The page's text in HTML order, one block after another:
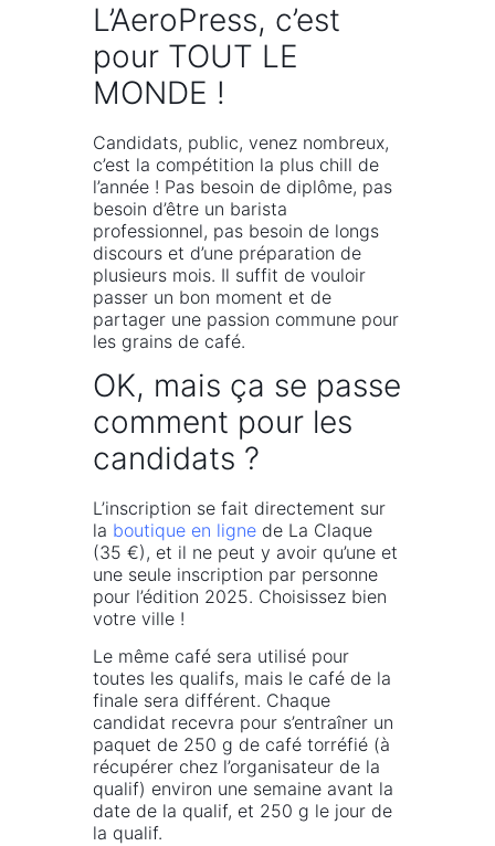
L’AeroPress, c’est
pour TOUT LE
MONDE !
Candidats, public, venez nombreux,
c’est la compétition la plus chill de
l’année ! Pas besoin de diplôme, pas
besoin d’être un barista
professionnel, pas besoin de longs
discours et d’une préparation de
plusieurs mois. Il suffit de vouloir
passer un bon moment et de
partager une passion commune pour
les grains de café.
OK, mais ça se passe
comment pour les
candidats ?
L’inscription se fait directement sur
la boutique en ligne de La Claque
(35 €), et il ne peut y avoir qu’une et
une seule inscription par personne
pour l’édition 2025. Choisissez bien
votre ville !
Le même café sera utilisé pour
toutes les qualifs, mais le café de la
finale sera différent. Chaque
candidat recevra pour s’entraîner un
paquet de 250 g de café torréfié (à
récupérer chez l’organisateur de la
qualif) environ une semaine avant la
date de la qualif, et 250 g le jour de
la qualif.